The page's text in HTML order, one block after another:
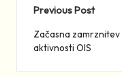
Post
navigation
Previous Post
Začasna zamrznitev
aktivnosti OIS